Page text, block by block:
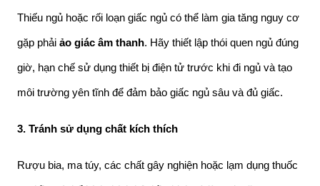
Thiếu ngủ hoặc rối loạn giấc ngủ có thể làm gia tăng nguy cơ
gặp phải ảo giác âm thanh. Hãy thiết lập thói quen ngủ đúng
giờ, hạn chế sử dụng thiết bị điện tử trước khi đi ngủ và tạo
môi trường yên tĩnh để đảm bảo giấc ngủ sâu và đủ giấc.
3. Tránh sử dụng chất kích thích
Rượu bia, ma túy, các chất gây nghiện hoặc lạm dụng thuốc